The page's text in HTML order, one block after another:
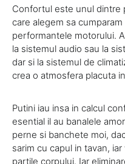
Confortul este unul dintre
care alegem sa
performantele motorului.
la sistemul audio sau la
dar si la sistemul de
crea o atmosfera placuta
Putini iau insa in calcul
esential il au banalele
perne si banchete moi,
sarim cu capul in tavan,
partile corpului. Iar